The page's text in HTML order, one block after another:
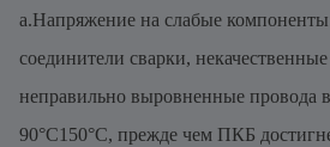
a.Напряжение на слабые
соединители сварки,
неправильно выровненные провода
90°C150°C, прежде чем ПКБ